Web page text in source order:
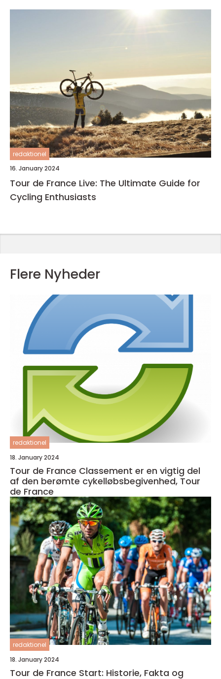
redaktionel
16. January 2024
Tour de France Live: The Ultimate Guide for
Cycling Enthusiasts
Flere Nyheder
redaktionel
18. January 2024
Tour de France Classement er en vigtig del
af den berømte cykelløbsbegivenhed, Tour
de France
redaktionel
18. January 2024
Tour de France Start: Historie, Fakta og